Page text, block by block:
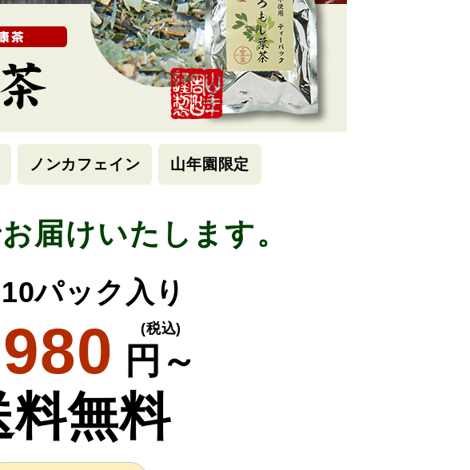
ノンカフェイン 山年園限定
届けいたします。
パック入り
円～
(税込)
料無料